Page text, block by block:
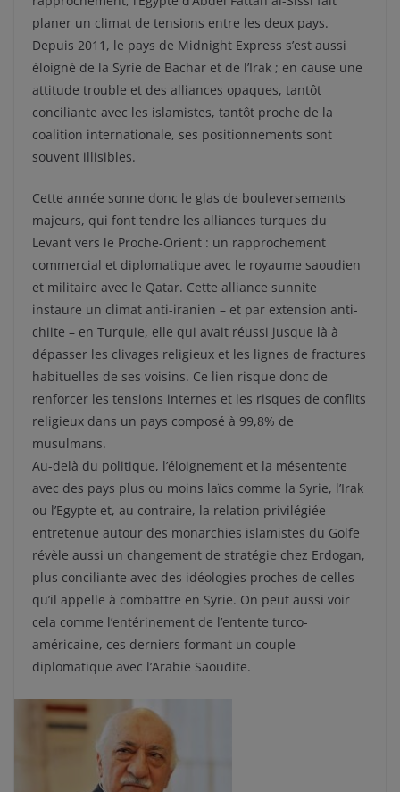
planer un climat de tensions entre les deux pays.
Depuis 2011, le pays de Midnight Express s’est aussi
éloigné de la Syrie de Bachar et de l’Irak ; en cause une
attitude trouble et des alliances opaques, tantôt
conciliante avec les islamistes, tantôt proche de la
coalition internationale, ses positionnements sont
souvent illisibles.
Cette année sonne donc le glas de bouleversements
majeurs, qui font tendre les alliances turques du
Levant vers le Proche-Orient : un rapprochement
commercial et diplomatique avec le royaume saoudien
et militaire avec le Qatar. Cette alliance sunnite
instaure un climat anti-iranien – et par extension anti-
chiite – en Turquie, elle qui avait réussi jusque là à
dépasser les clivages religieux et les lignes de fractures
habituelles de ses voisins. Ce lien risque donc de
renforcer les tensions internes et les risques de conflits
religieux dans un pays composé à 99,8% de
musulmans.
Au-delà du politique, l’éloignement et la mésentente
avec des pays plus ou moins laïcs comme la Syrie, l’Irak
ou l’Egypte et, au contraire, la relation privilégiée
entretenue autour des monarchies islamistes du Golfe
révèle aussi un changement de stratégie chez Erdogan,
plus conciliante avec des idéologies proches de celles
qu’il appelle à combattre en Syrie. On peut aussi voir
cela comme l’entérinement de l’entente turco-
américaine, ces derniers formant un couple
diplomatique avec l’Arabie Saoudite.